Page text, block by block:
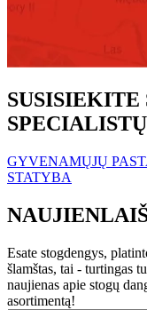
SUSISIEKITE
SPECIALISTŲ
GYVENAMŲJŲ
STATYBA
Esate stogdengys,
šlamštas, tai - turtingas
naujienas apie stogų
asortimentą!